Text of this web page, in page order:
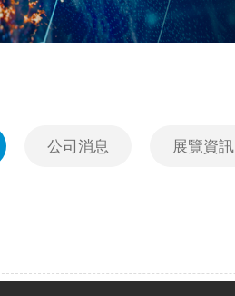
公司消息 展覽資訊